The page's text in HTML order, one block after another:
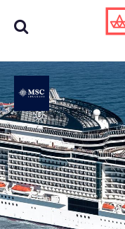
Busca
aquí tu
crucero